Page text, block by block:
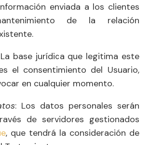
enviada a los clientes
de la relación
base jurídica que legitima este
el consentimiento del Usuario,
en cualquier momento.
: Los datos personales serán
de servidores gestionados
, que tendrá la consideración de